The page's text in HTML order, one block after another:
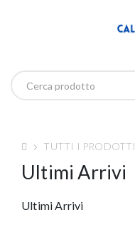
TUTTI I PRODOTTI
Ultimi Arrivi
Ultimi Arrivi